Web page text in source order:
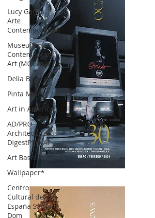
Lucy García |
Arte
Contemporáneo.
Museum of
Contemporary
Art (MOCA) N
Delia Blanco
Pinta Miami
Art in America
AD/PRO
Architectural
DigestPRO Ar
Art Basel
Wallpaper*
Centro
Cultural de
España Santo
Dom
OCA|News 30 /Enero-Febrero / 2024